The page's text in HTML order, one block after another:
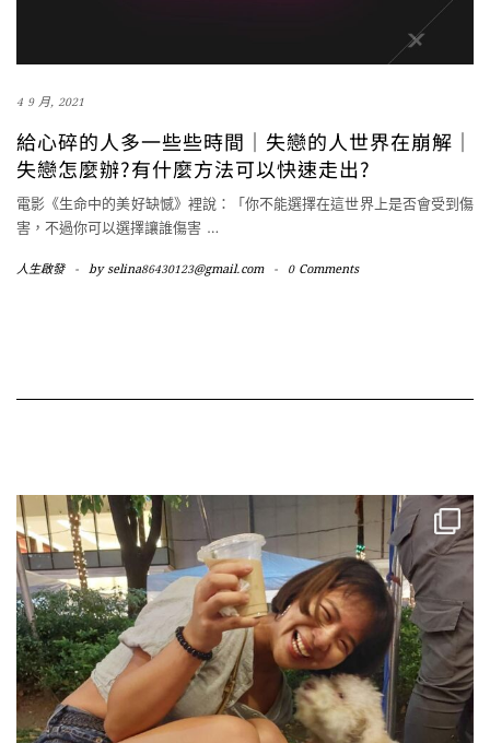
4 9 月, 2021
給心碎的人多一些些時間｜失戀的人世界在崩解｜
失戀怎麼辦?有什麼方法可以快速走出?
電影《生命中的美好缺憾》裡說：「你不能選擇在這世界上是否會受到傷
害，不過你可以選擇讓誰傷害 …
人生啟發 - byselina86430123@gmail.com - 0 Comments